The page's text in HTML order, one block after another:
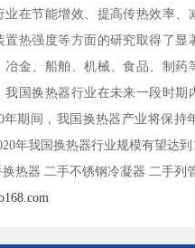
业在节能增效、提高传热效率、
置热强度等方面的研究取得了显
冶金、船舶、机械、食品、制药
我国换热器行业在未来一段时期
年期间，我国换热器产业将保持
年我国换热器行业规模有望达到
换热器 二手不锈钢冷凝器 二手列